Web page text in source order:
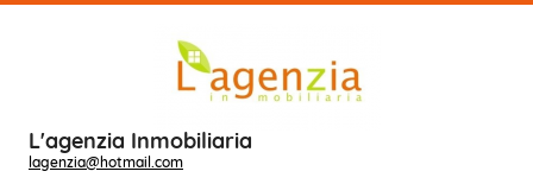
L'agenzia Inmobiliaria
lagenzia@hotmail.com